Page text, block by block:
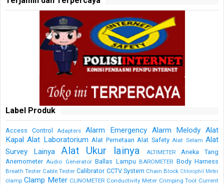
Label Produk
Access Control Adapters Alarm Emergency Alarm Melody Alat
Kapal Alat Laboratorium Alat Pemetaan Alat Safety Alat Selam Alat
Survey Lainya
Alat Ukur lainya ALTIMETER
Aneka Tang
Anemometer Audio Generator Ballas Lampu BAROMETER Body Harness
Breath Tester Cable Tester Calibrator CCTV System Chain Block Chlorophil Meter
clamp Clamp Meter CLINOMETER Conductivity Meter Crimping Tool Current